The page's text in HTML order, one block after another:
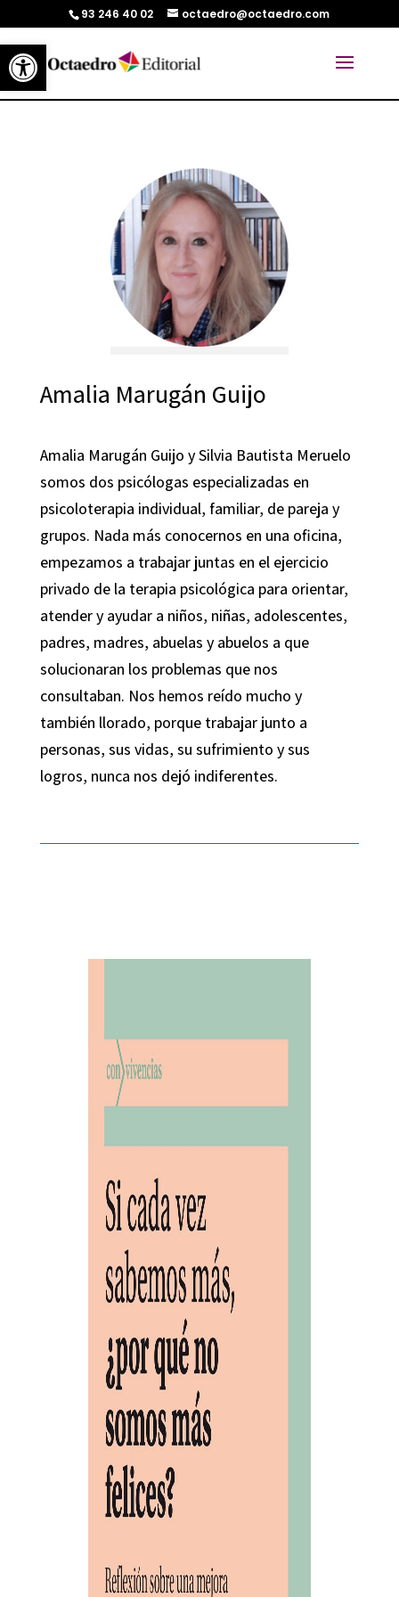
Abrir barra de herramientas
93 246 40 02 octaedro@octaedro.com
Amalia Marugán Guijo
Amalia Marugán Guijo y Silvia Bautista Meruelo
somos dos psicólogas especializadas en
psicoloterapia individual, familiar, de pareja y
grupos. Nada más conocernos en una oficina,
empezamos a trabajar juntas en el ejercicio
privado de la terapia psicológica para orientar,
atender y ayudar a niños, niñas, adolescentes,
padres, madres, abuelas y abuelos a que
solucionaran los problemas que nos
consultaban. Nos hemos reído mucho y
también llorado, porque trabajar junto a
personas, sus vidas, su sufrimiento y sus
logros, nunca nos dejó indiferentes.